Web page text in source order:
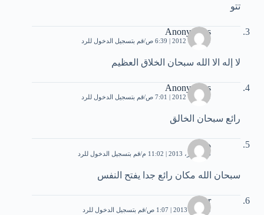
تتو
Anonymous
9 أكتوبر، 2012 | 6:39 ص قم بتسجيل الدخول للرد
لا إله الا الله سبحان الخلاق العظيم
Anonymous
9 أكتوبر، 2012 | 7:01 ص قم بتسجيل الدخول للرد
رائع سبحان الخالق
هدى
16 فبراير، 2013 | 11:02 م قم بتسجيل الدخول للرد
سبحان الله مكان رائع جدا يفتح النفس
abeer
23 مايو، 2013 | 1:07 ص قم بتسجيل الدخول للرد